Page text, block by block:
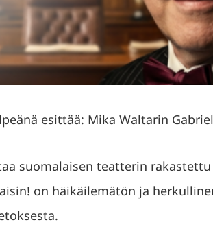
esittää: Mika Waltarin
suomalaisen teatterin
on häikäilemätön ja